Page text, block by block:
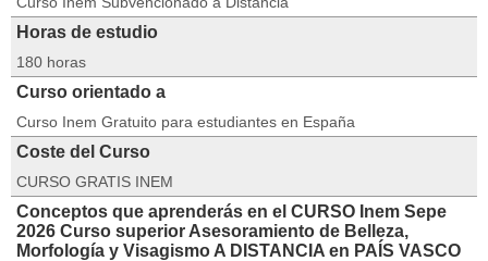
Horas de estudio
180 horas
Curso orientado a
Curso Inem Gratuito para estudiantes en España
Coste del Curso
CURSO GRATIS INEM
Conceptos que aprenderás en el CURSO Inem Sepe
2026 Curso superior Asesoramiento de Belleza,
Morfología y Visagismo A DISTANCIA en PAÍS VASCO